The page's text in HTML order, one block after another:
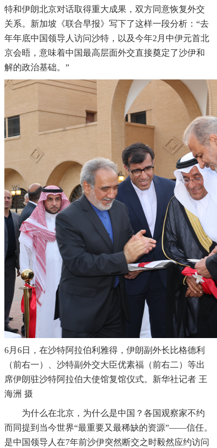
特和伊朗北京对话取得重大成果，双方同意恢复外交
关系。新加坡《联合早报》写下了这样一段分析：“去
年年底中国领导人访问沙特，以及今年2月中伊元首北
京会晤，意味着中国最高层面外交直接奠定了沙伊和
解的政治基础。”
6月6日，在沙特阿拉伯利雅得，伊朗副外长比格德利
（前右一）、沙特副外交大臣优素福（前右二）等出
席伊朗驻沙特阿拉伯大使馆复馆仪式。新华社记者 王
海洲 摄
为什么在北京，为什么是中国？各国观察家不约
而同提到当今世界“最重要又最稀缺的资源”——信任。
是中国领导人在7年前沙伊突然断交之时毅然应约访问